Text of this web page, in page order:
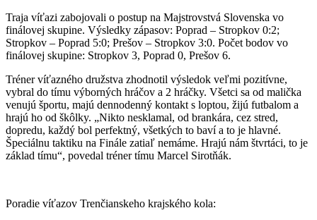
Traja víťazi zabojovali o postup na Majstrovstvá Slovenska vo
finálovej skupine. Výsledky zápasov: Poprad – Stropkov 0:2;
Stropkov – Poprad 5:0; Prešov – Stropkov 3:0. Počet bodov vo
finálovej skupine: Stropkov 3, Poprad 0, Prešov 6.
Tréner víťazného družstva zhodnotil výsledok veľmi pozitívne,
vybral do tímu výborných hráčov a 2 hráčky. Všetci sa od malička
venujú športu, majú dennodenný kontakt s loptou, žijú futbalom a
hrajú ho od škôlky. „Nikto nesklamal, od brankára, cez stred,
dopredu, každý bol perfektný, všetkých to baví a to je hlavné.
Špeciálnu taktiku na Finále zatiaľ nemáme. Hrajú nám štvrtáci, to je
základ tímu“, povedal tréner tímu Marcel Sirotňák.
Poradie víťazov Trenčianskeho krajského kola: